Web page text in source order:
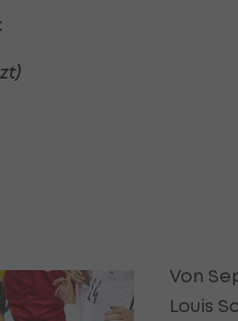
Von
Louis